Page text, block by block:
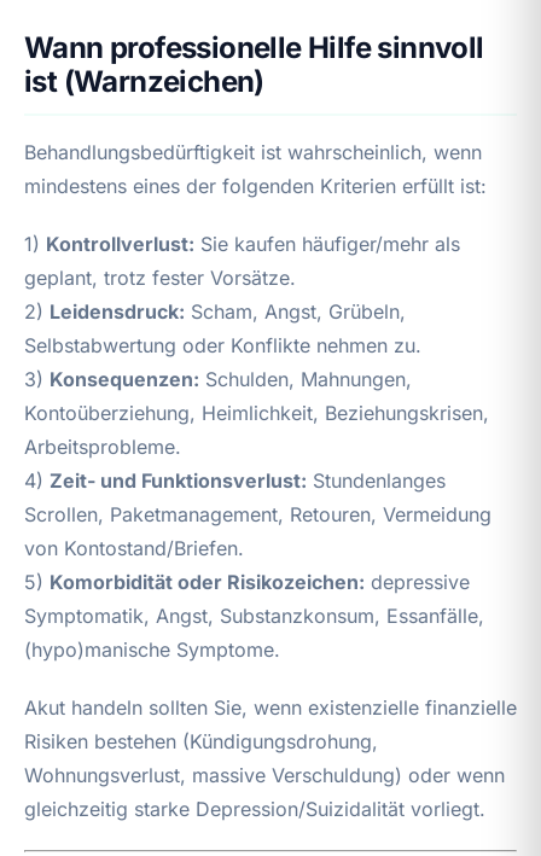
Wann professionelle Hilfe sinnvoll
ist (Warnzeichen)
Behandlungsbedürftigkeit ist wahrscheinlich, wenn
mindestens eines der folgenden Kriterien erfüllt ist:
1) Kontrollverlust: Sie kaufen häufiger/mehr als
geplant, trotz fester Vorsätze.
2) Leidensdruck: Scham, Angst, Grübeln,
Selbstabwertung oder Konflikte nehmen zu.
3) Konsequenzen: Schulden, Mahnungen,
Kontoüberziehung, Heimlichkeit, Beziehungskrisen,
Arbeitsprobleme.
4) Zeit- und Funktionsverlust: Stundenlanges
Scrollen, Paketmanagement, Retouren, Vermeidung
von Kontostand/Briefen.
5) Komorbidität oder Risikozeichen: depressive
Symptomatik, Angst, Substanzkonsum, Essanfälle,
(hypo)manische Symptome.
Akut handeln sollten Sie, wenn existenzielle finanzielle
Risiken bestehen (Kündigungsdrohung,
Wohnungsverlust, massive Verschuldung) oder wenn
gleichzeitig starke Depression/Suizidalität vorliegt.